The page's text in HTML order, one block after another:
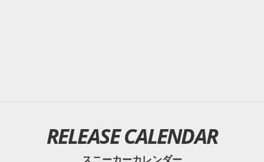
RELEASE CALENDAR